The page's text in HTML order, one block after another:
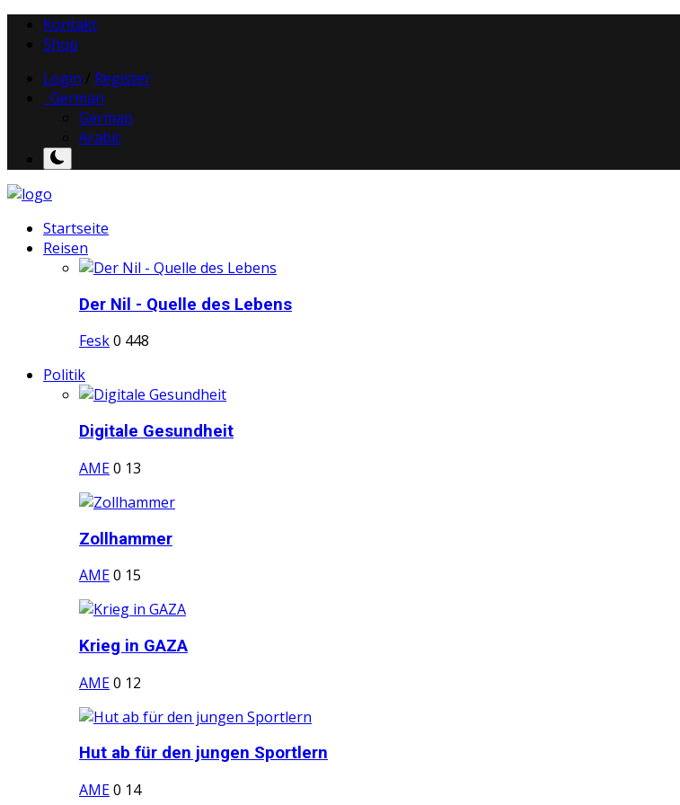
Kontakt
Shop
Login
Register
German
German
Arabic
Startseite
Reisen
Der Nil - Quelle des Lebens
Fesk0 448
Politik
Digitale Gesundheit
AME0 13
Zollhammer
AME0 15
Krieg in GAZA
AME0 12
Hut ab für den jungen Sportlern
AME0 14